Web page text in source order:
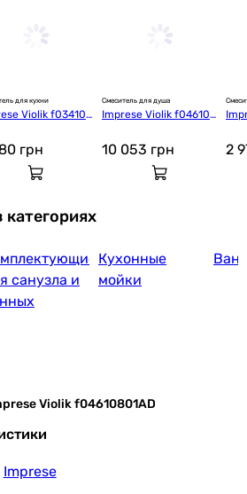
для кухни
Violik f034108
грн
Смеситель для душа
Imprese Violik f046108
10 053 грн 2
санузла и
Кухонные
мойки
Violik f04610801AD
Imprese